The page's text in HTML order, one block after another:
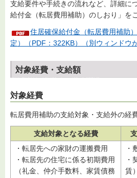
支給要件や手続きの流れなど、詳細に
給付金（転居費用補助）のしおり」を
住居確保給付金（転居費用補助
定）（PDF：322KB）（別ウィンドウ
対象経費・支給額
対象経費
転居費用補助の支給対象・支給外の経
支給対象となる経費
・転居先への家財の運搬費用
・転居先の住宅に係る初期費用
（礼金、仲介手数料、家賃債務
・
・
賃）